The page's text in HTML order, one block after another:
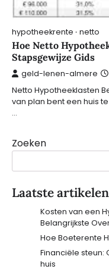
hypotheekrente netto
Hoe Netto
Stapsgewijze Gids
geld-lenen-almere
Netto Hypotheeklasten
van plan bent een huis
…
Zoeken
Laatste artikelen
Kosten van een
Belangrijkste
Hoe Boeterente
Financiële steun:
huis